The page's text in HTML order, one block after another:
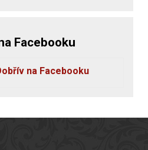
Facebooku
na Facebooku